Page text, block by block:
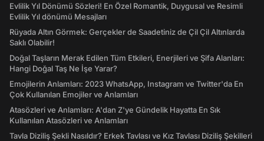
Evlilik Yıl Dönümü Sözleri! En Özel Romantik, Duygusal ve Resimli
Evlilik Yıl dönümü Mesajları
Rüyada Altın Görmek: Gerçekler de Saadetiniz de Çil Çil Altınlarda
Saklı Olabilir!
Doğal Taşların Merak Edilen Tüm Etkileri, Enerjileri ve Şifa Alanları:
Hangi Doğal Taş Ne İşe Yarar?
Emojilerin Anlamları: 2023 WhatsApp, Instagram ve Twitter'da En
Çok Kullanılan Emojiler ve Anlamları
Atasözleri ve Anlamları: A'dan Z'ye Gündelik Hayatta En Sık
Kullanılan Atasözleri ve Anlamları
Tavla Diziliş Şekli Nasıldır? Erkek Tavlası ve Kız Tavlası Diziliş Şekilleri